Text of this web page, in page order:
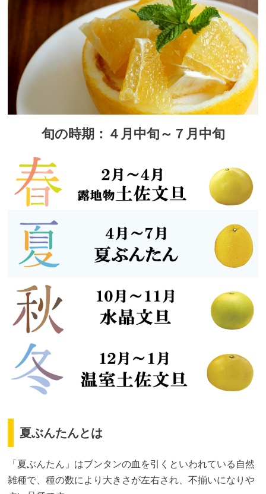
旬の時期：４月中旬～７月中旬
夏ぶんたんとは
「夏ぶんたん」はブンタンの血を引くといわれている自然
雑種で、種の数により大きさが左右され、不揃いになりや